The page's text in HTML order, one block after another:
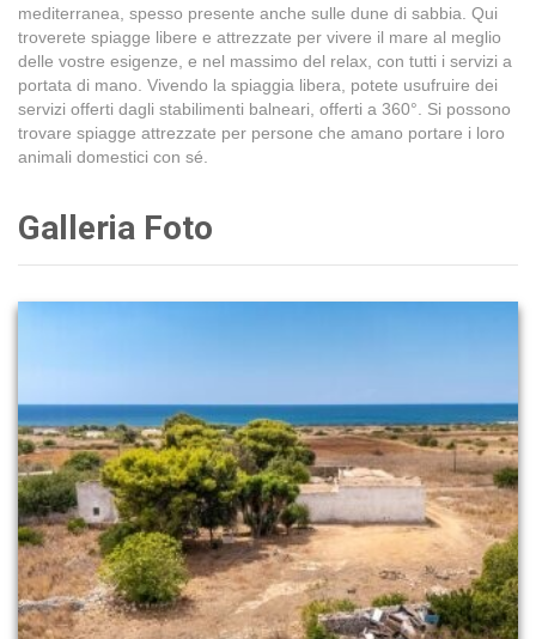
mediterranea, spesso presente anche sulle dune di sabbia. Qui
troverete spiagge libere e attrezzate per vivere il mare al meglio
delle vostre esigenze, e nel massimo del relax, con tutti i servizi a
portata di mano. Vivendo la spiaggia libera, potete usufruire dei
servizi offerti dagli stabilimenti balneari, offerti a 360°. Si possono
trovare spiagge attrezzate per persone che amano portare i loro
animali domestici con sé.
Galleria Foto